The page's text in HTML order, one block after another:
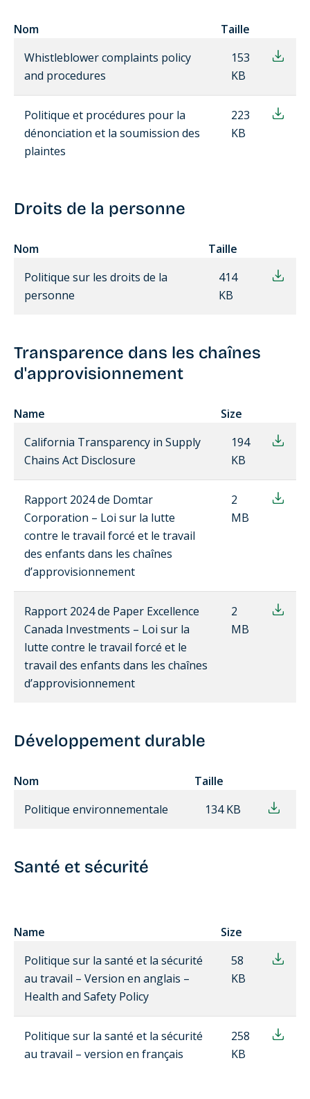
Nom
Taille
Whistleblower complaints policy
and procedures
153
KB
Politique et procédures pour la
dénonciation et la soumission des
plaintes
223
KB
Droits de la personne
Nom
Taille
Politique sur les droits de la
personne
414
KB
Transparence dans les chaînes
d'approvisionnement
Name
Size
California Transparency in Supply
Chains Act Disclosure
194
KB
Rapport 2024 de Domtar
Corporation – Loi sur la lutte
contre le travail forcé et le travail
des enfants dans les chaînes
d’approvisionnement
2
MB
Rapport 2024 de Paper Excellence
Canada Investments – Loi sur la
lutte contre le travail forcé et le
travail des enfants dans les chaînes
d’approvisionnement
2
MB
Développement durable
Nom
Taille
Politique environnementale
134 KB
Santé et sécurité
Name
Size
Politique sur la santé et la sécurité
au travail – Version en anglais –
Health and Safety Policy
58
KB
Politique sur la santé et la sécurité
au travail – version en français
258
KB